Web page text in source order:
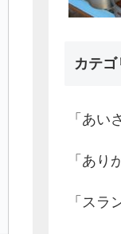
カテゴ
「あい
「あり
「スラ